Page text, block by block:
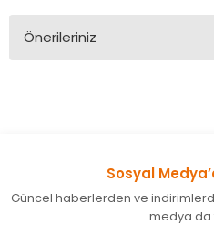
Önerileriniz
Ürün resmi kalitesiz, bozuk
Ürün açıklamasında eksik
Sosyal
Güncel haberlerden ve
medya da